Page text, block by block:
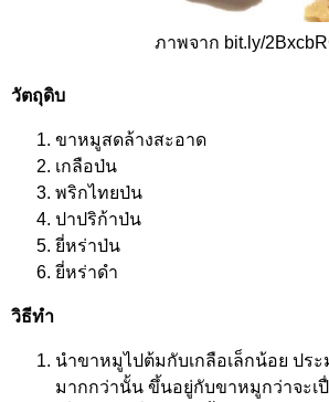
ภาพจาก bit.ly/
วัตถุดิบ
ขาหมูสดล้างสะอาด
เกลือป่น
พริกไทยป่น
ปาปริก้าป่น
ยี่หร่าป่น
ยี่หร่าดำ
วิธีทำ
นำขาหมูไปต้มกับเกลือเล็กน้อย ปร
มากกว่านั้น ขึ้นอยู่กับขาหมูกว่าจะเ